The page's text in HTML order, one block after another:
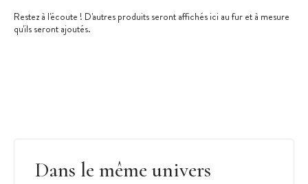
Restez à l'écoute ! D'autres produits seront affichés ici au fur et à mesure
qu'ils seront ajoutés.
Dans le même univers